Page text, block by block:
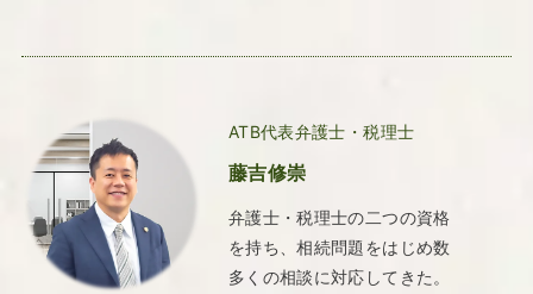
ATB代表弁護士・税理士
藤吉修崇
弁護士・税理士の二つの資格
を持ち、相続問題をはじめ数
多くの相談に対応してきた。